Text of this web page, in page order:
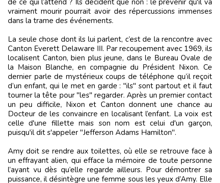
de ce qui l’attend ? Ils décident que non : le prévenir qu'il va
vraiment mourir pourrait avoir des répercussions immenses
dans la trame des événements.
La seule chose dont ils lui parlent, c’est de la rencontre avec
Canton Everett Delaware III. Par recoupement avec 1969, ils
localisent Canton, bien plus jeune, dans le Bureau Ovale de
la Maison Blanche, en compagnie du Président Nixon. Ce
dernier parle de mystérieux coups de téléphone qu’il reçoit
d’un enfant, qui le met en garde : "ils" sont partout et il faut
tourner la tête pour "les" regarder. Après un premier contact
un peu difficile, Nixon et Canton donnent une chance au
Docteur de les convaincre en localisant l’enfant. La voix est
celle d'une fillette mais son nom est celui d'un garçon,
puisqu'il dit s'appeler "Jefferson Adams Hamilton".
Amy doit se rendre aux toilettes, où elle se retrouve face à
un effrayant alien, qui efface la mémoire de toute personne
l’ayant vu dès qu’elle regarde ailleurs. Pour démontrer sa
puissance, il désintègre une femme sous les yeux d’Amy. Elle